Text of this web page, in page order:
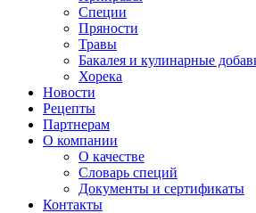
Специи
Пряности
Травы
Бакалея и кулинарные
Хорека
Новости
Рецепты
Партнерам
О компании
О качестве
Словарь специй
Документы и сертификаты
Контакты